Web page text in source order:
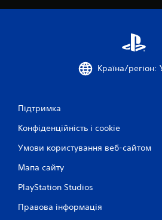
Країна/регіон:
Підтримка
Конфіденційність і cookie
Умови користування веб-сайтом
Мапа сайту
PlayStation Studios
Правова інформація